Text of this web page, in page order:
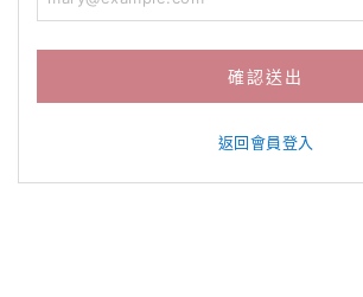
確認送出
返回會員登入